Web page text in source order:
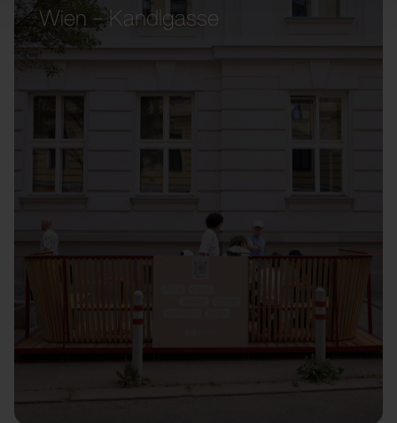
Wien – Kandlgasse